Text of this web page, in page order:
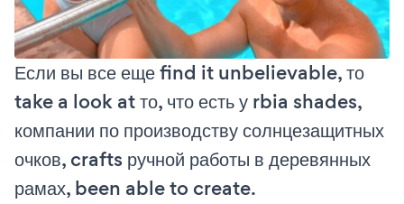
Если вы все еще find it unbelievable, то
take a look at то, что есть у rbia shades,
компании по производству солнцезащитных
очков, crafts ручной работы в деревянных
рамах, been able to create.